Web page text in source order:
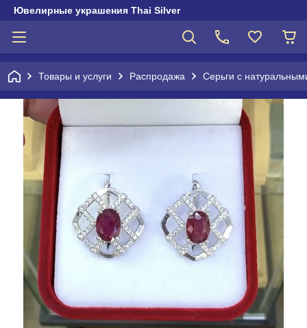
Ювелирные украшения Thai Silver
Товары и услуги Распродажа Серьги с